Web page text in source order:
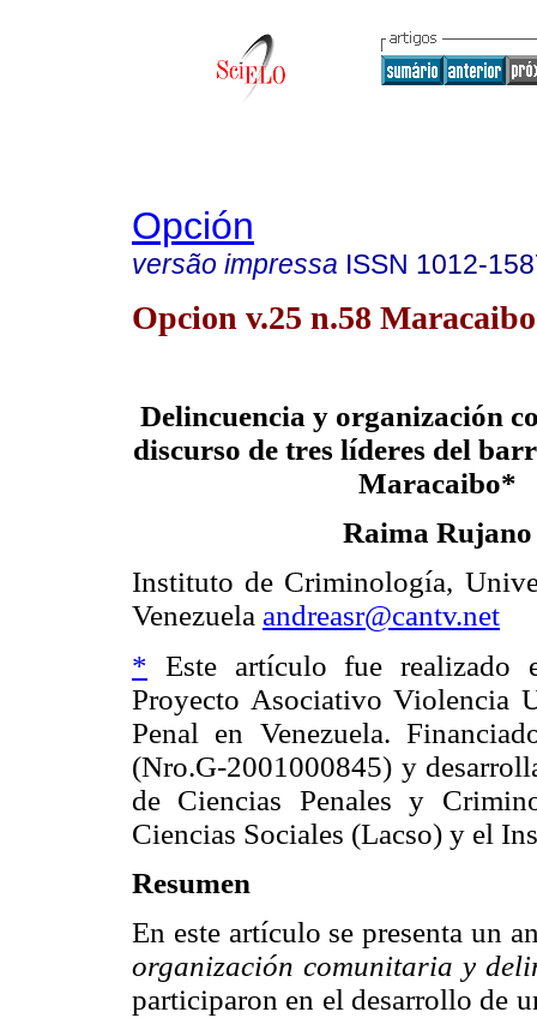
Opción
versão impressa ISSN 1012-
Opcion v.25 n.58
Delincuencia y organización
discurso de tres líderes del
Maracaibo*
Raima Rujano
Instituto de Criminología,
Venezuela andreasr@cantv.net
* Este artículo fue realizado
Proyecto Asociativo Violencia
Penal en Venezuela.
(Nro.G-2001000845) y
de Ciencias Penales y
Ciencias Sociales (Lacso) y el
Resumen
En este artículo se presenta un
organización comunitaria y
participaron en el desarrollo de